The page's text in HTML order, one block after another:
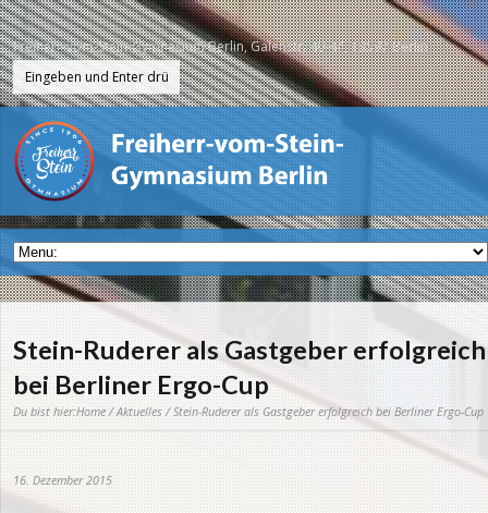
Freiherr-vom-Stein-Gymnasium Berlin, Galenstr. 40-44, 13597 Berlin
Stein-Ruderer als Gastgeber erfolgreich
bei Berliner Ergo-Cup
Du bist hier:Home/Aktuelles/ Stein-Ruderer als Gastgeber erfolgreich bei Berliner Ergo-Cup
16. Dezember 2015